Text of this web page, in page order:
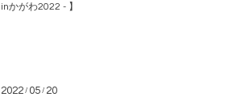
inかがわ2022 - 】
2022 / 05 / 20